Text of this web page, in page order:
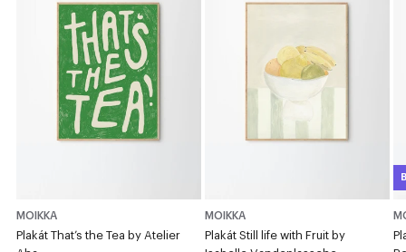
MOIKKA
Plakát That’s the Tea by Atelier
MOIKKA
Plakát Still life with Fruit by